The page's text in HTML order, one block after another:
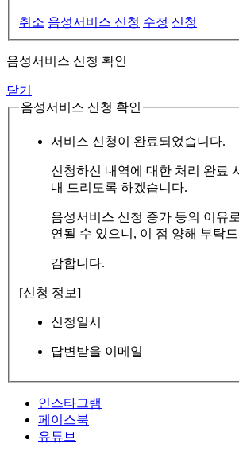
취소 음성서비스 신청 수정 신청
음성서비스 신청 확인
닫기
음성서비스 신청 확인
서비스 신청이 완료되었습니다.
신청하신 내역에 대한 처리 완료
내 드리도록 하겠습니다.
음성서비스 신청 증가 등의 이유
연될 수 있으니, 이 점 양해 부탁
감합니다.
[신청 정보]
신청일시
답변받을 이메일
인스타그램
페이스북
유튜브